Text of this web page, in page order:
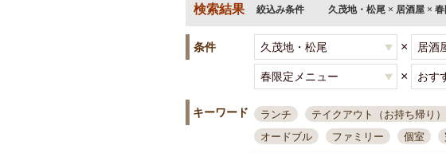
検索結果 絞込み条件 久茂地・松尾 × 居酒屋 ×
条件 ×
×
キーワード ランチ テイクアウト（お持ち帰り）
オードブル
ファミリー 個室